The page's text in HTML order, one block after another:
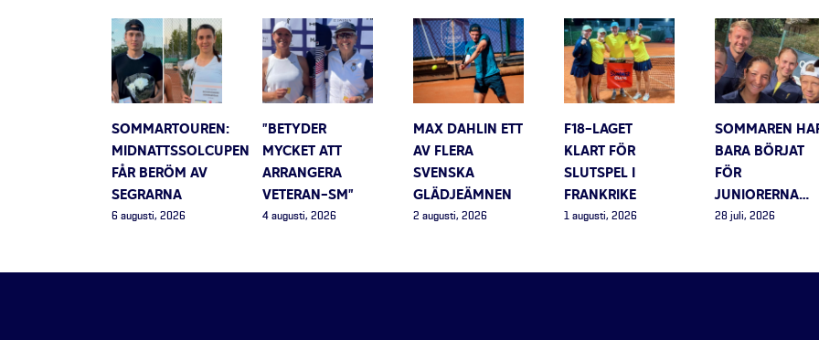
SOMMARTOUREN:
MIDNATTSSOLCUPEN
FÅR BERÖM AV
SEGRARNA
6 augusti, 2026
”BETYDER
MYCKET ATT
ARRANGERA
VETERAN-SM”
4 augusti, 2026
MAX DAHLIN ETT
AV FLERA
SVENSKA
GLÄDJEÄMNEN
2 augusti, 2026
F18-LAGET
KLART FÖR
SLUTSPEL I
FRANKRIKE
1 augusti, 2026
SOMMAREN
BARA BÖRJAT
FÖR
JUNIORERNA…
28 juli, 2026